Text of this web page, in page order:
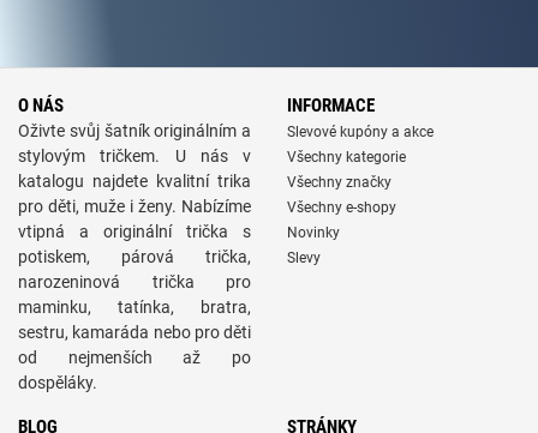
O NÁS
Oživte svůj šatník originálním a
stylovým tričkem. U nás v
katalogu najdete kvalitní trika
pro děti, muže i ženy. Nabízíme
vtipná a originální trička s
potiskem, párová trička,
narozeninová trička pro
maminku, tatínka, bratra,
sestru, kamaráda nebo pro děti
od nejmenších až po
dospěláky.
INFORMACE
Slevové kupóny a akce
Všechny kategorie
Všechny značky
Všechny e-shopy
Novinky
Slevy
BLOG STRÁNKY